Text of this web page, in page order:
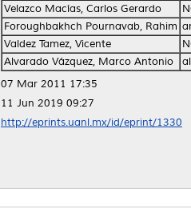
Velazco Macías, Carlos Gerardo
Foroughbakhch Pournavab, Rahim
Valdez Tamez, Vicente
Alvarado Vázquez, Marco Antonio
07 Mar 2011 17:35
11 Jun 2019 09:27
http://eprints.uanl.mx/id/eprint/1330